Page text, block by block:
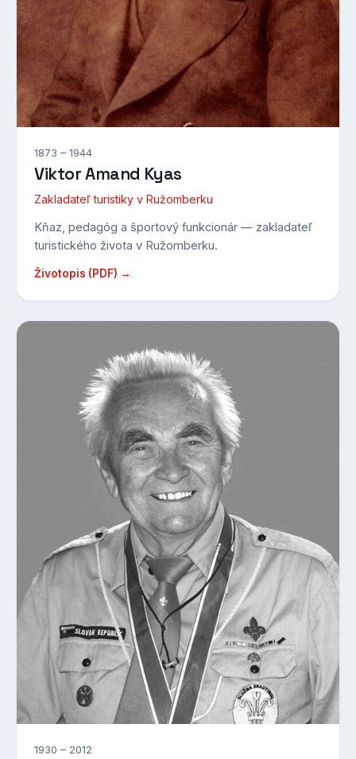
1873 – 1944
Viktor Amand Kyas
Zakladateľ turistiky v Ružomberku
Kňaz, pedagóg a športový funkcionár — zakladateľ
turistického života v Ružomberku.
Životopis (PDF) →
1930 – 2012